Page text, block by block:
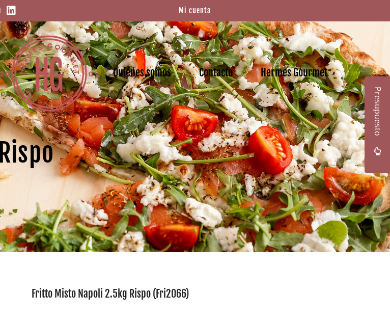
Mi cuenta
Quiénes somos Contacto Hermes Gourmet
Fritto Misto Napoli 2.5kg Rispo (Fri2066)
Presupuesto